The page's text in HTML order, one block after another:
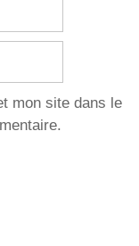
mon site dans le